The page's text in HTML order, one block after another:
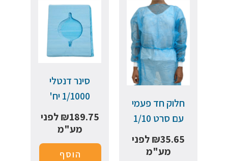
חלוק חד פעמי
עם סרט 1/10
₪35.65
לפני
מע"מ
סינר דנטלי
1/1000 יח'
₪189.75
לפני
מע"מ
הוסף